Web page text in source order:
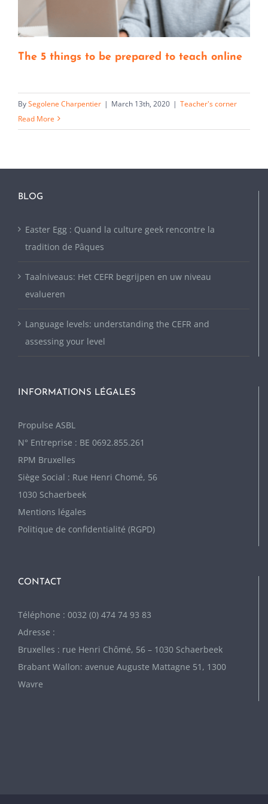
The 5 things to be prepared to teach online
BySegolene Charpentier | March 13th, 2020 | Teacher's corner
Read More
BLOG
Easter Egg : Quand la culture geek rencontre la
tradition de Pâques
Taalniveaus: Het CEFR begrijpen en uw niveau
evalueren
Language levels: understanding the CEFR and
assessing your level
INFORMATIONS LÉGALES
Propulse ASBL
N° Entreprise : BE 0692.855.261
RPM Bruxelles
Siège Social : Rue Henri Chomé, 56
1030 Schaerbeek
Mentions légales
Politique de confidentialité (RGPD)
CONTACT
Téléphone : 0032 (0) 474 74 93 83
Adresse :
Bruxelles : rue Henri Chômé, 56 – 1030 Schaerbeek
Brabant Wallon: avenue Auguste Mattagne 51, 1300
Wavre